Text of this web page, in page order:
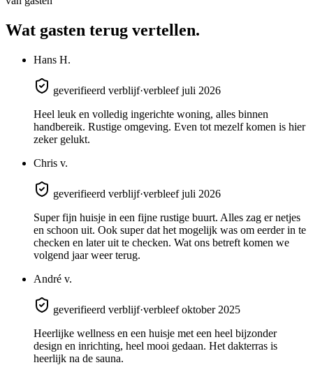
Wat gasten terug vertellen.
Hans H.
geverifieerd verblijf·verbleef juli 2026
Heel leuk en volledig ingerichte woning, alles binnen
handbereik. Rustige omgeving. Even tot mezelf komen is hier
zeker gelukt.
Chris v.
geverifieerd verblijf·verbleef juli 2026
Super fijn huisje in een fijne rustige buurt. Alles zag er netjes
en schoon uit. Ook super dat het mogelijk was om eerder in te
checken en later uit te checken. Wat ons betreft komen we
volgend jaar weer terug.
André v.
geverifieerd verblijf·verbleef oktober 2025
Heerlijke wellness en een huisje met een heel bijzonder
design en inrichting, heel mooi gedaan. Het dakterras is
heerlijk na de sauna.